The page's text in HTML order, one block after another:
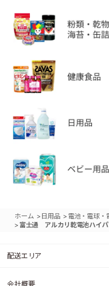
ホーム > 日用品 > 電池・電球・
> 富士通 アルカリ乾電池ハイ
配送エリア
会社概要